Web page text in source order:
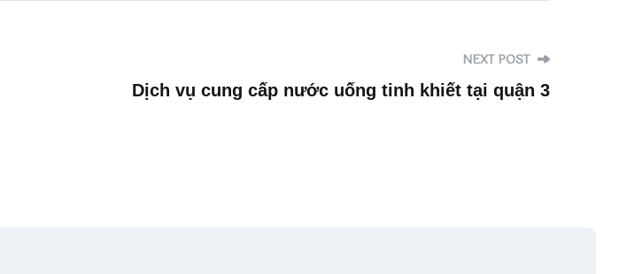
NEXT POST
Dịch vụ cung cấp nước uống tinh khiết tại quận 3